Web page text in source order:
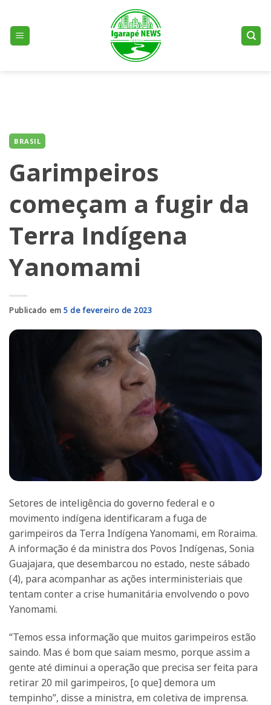
content
BRASIL
Garimpeiros
começam a fugir da
Terra Indígena
Yanomami
Publicado em5 de fevereiro de 2023
Setores de inteligência do governo federal e o
movimento indígena identificaram a fuga de
garimpeiros da Terra Indígena Yanomami, em Roraima.
A informação é da ministra dos Povos Indígenas, Sonia
Guajajara, que desembarcou no estado, neste sábado
(4), para acompanhar as ações interministeriais que
tentam conter a crise humanitária envolvendo o povo
Yanomami.
“Temos essa informação que muitos garimpeiros estão
saindo. Mas é bom que saiam mesmo, porque assim a
gente até diminui a operação que precisa ser feita para
retirar 20 mil garimpeiros, [o que] demora um
tempinho”, disse a ministra, em coletiva de imprensa.